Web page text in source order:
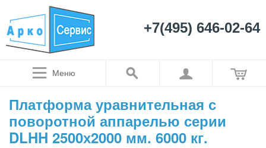
+7(495) 646-02-64
Меню
Платформа уравнительная с
поворотной аппарелью серии
DLHH 2500х2000 мм. 6000 кг.